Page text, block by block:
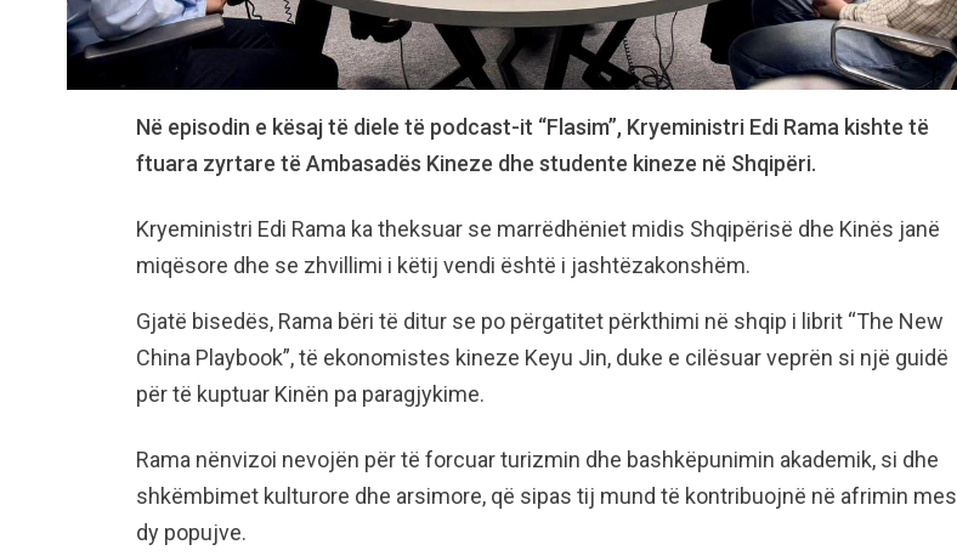
Në episodin e kësaj të diele të podcast-it “Flasim”, Kryeministri Edi Rama kishte të
ftuara zyrtare të Ambasadës Kineze dhe studente kineze në Shqipëri.
Kryeministri Edi Rama ka theksuar se marrëdhëniet midis Shqipërisë dhe Kinës janë
miqësore dhe se zhvillimi i këtij vendi është i jashtëzakonshëm.
Gjatë bisedës, Rama bëri të ditur se po përgatitet përkthimi në shqip i librit “The New
China Playbook”, të ekonomistes kineze Keyu Jin, duke e cilësuar veprën si një guidë
për të kuptuar Kinën pa paragjykime.
Rama nënvizoi nevojën për të forcuar turizmin dhe bashkëpunimin akademik, si dhe
shkëmbimet kulturore dhe arsimore, që sipas tij mund të kontribuojnë në afrimin mes
dy popujve.